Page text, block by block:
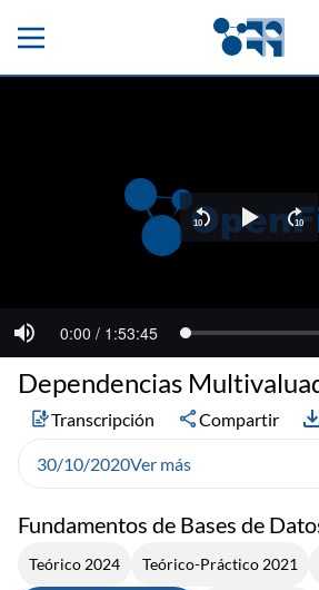
Fundamentos de Bases de
Teórico 2024 Teórico-Práctico 2021
Dependencias
Transcripción Compartir
30/10/2020Ver más